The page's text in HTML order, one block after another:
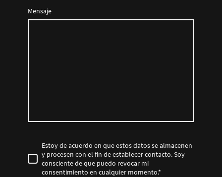
Mensaje
Estoy de acuerdo en que estos datos se almacenen
y procesen con el fin de establecer contacto. Soy
consciente de que puedo revocar mi
consentimiento en cualquier momento.*